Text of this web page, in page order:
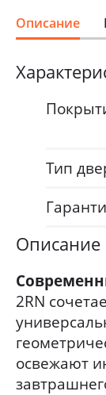
Описание
Тип
Описание
2RN
освежают